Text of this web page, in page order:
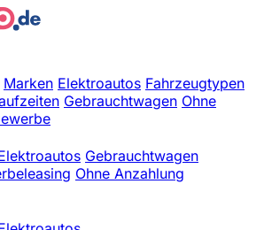
Marken Elektroautos Fahrzeugtypen
Gebrauchtwagen Ohne
Gebrauchtwagen
Ohne Anzahlung